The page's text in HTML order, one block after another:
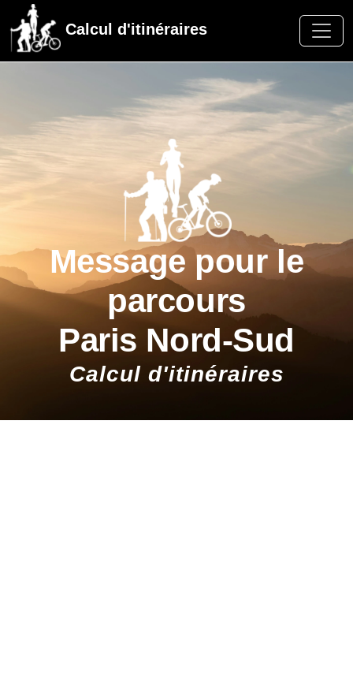
Calcul d'itinéraires
Message pour le
parcours
Paris Nord-Sud
Calcul d'itinéraires